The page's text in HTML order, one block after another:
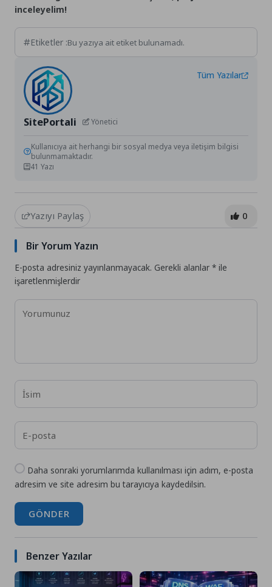
inceleyelim!
Etiketler :Bu yazıya ait etiket bulunamadı.
SitePortali Yönetici
Tüm Yazılar
Kullanıcıya ait herhangi bir sosyal medya veya iletişim bilgisi
bulunmamaktadır.
41 Yazı
Yazıyı Paylaş 0
Bir Yorum Yazın
E-posta adresiniz yayınlanmayacak. Gerekli alanlar* ile
işaretlenmişlerdir
Daha sonraki yorumlarımda kullanılması için adım, e-posta
adresim ve site adresim bu tarayıcıya kaydedilsin.
GÖNDER
Benzer Yazılar